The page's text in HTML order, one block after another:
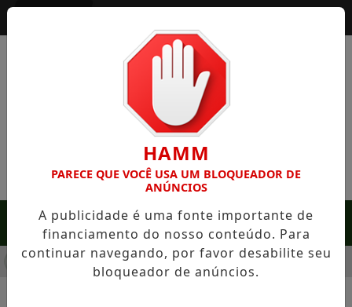
MENU
SERRA NEGRA: FAZENDA COM 488 HECTARES UNE ALTA
HAMM
PARECE QUE VOCÊ USA UM BLOQUEADOR DE
ANÚNCIOS
A publicidade é uma fonte importante de
financiamento do nosso conteúdo. Para
continuar navegando, por favor desabilite seu
bloqueador de anúncios.